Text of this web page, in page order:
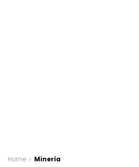
Home Minería